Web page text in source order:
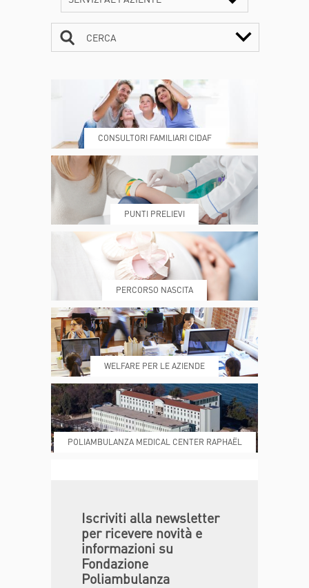
DOVE SIAMO ESAMI E VISITE
PRENOTA MY POLI
REFERTI REPARTI
DONA ORA MAGAZINE
CERCA
CONSULTORI FAMILIARI CIDAF
PUNTI PRELIEVI
PERCORSO NASCITA
WELFARE PER LE AZIENDE
POLIAMBULANZA MEDICAL CENTER RAPHAËL
Iscriviti alla newsletter
per ricevere novità e
informazioni su
Fondazione
Poliambulanza